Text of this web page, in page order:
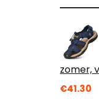
zomer,
€41.30